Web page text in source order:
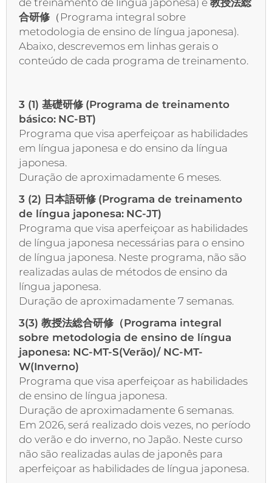
合研修 （Programa integral sobre
metodologia de ensino de língua japonesa).
Abaixo, descrevemos em linhas gerais o
conteúdo de cada programa de treinamento.
3 (1) 基礎研修 (Programa de treinamento
básico: NC-BT)
Programa que visa aperfeiçoar as habilidades
em língua japonesa e do ensino da língua
japonesa.
Duração de aproximadamente 6 meses.
3 (2) 日本語研修 (Programa de treinamento
de língua japonesa: NC-JT)
Programa que visa aperfeiçoar as habilidades
de língua japonesa necessárias para o ensino
de língua japonesa. Neste programa, não são
realizadas aulas de métodos de ensino da
língua japonesa.
Duração de aproximadamente 7 semanas.
3(3) 教授法総合研修（Programa integral
sobre metodologia de ensino de língua
japonesa: NC-MT-S(Verão)/ NC-MT-
W(Inverno)
Programa que visa aperfeiçoar as habilidades
de ensino de língua japonesa.
Duração de aproximadamente 6 semanas.
Em 2026, será realizado dois vezes, no período
do verão e do inverno, no Japão. Neste curso
não são realizadas aulas de japonês para
aperfeiçoar as habilidades de língua japonesa.